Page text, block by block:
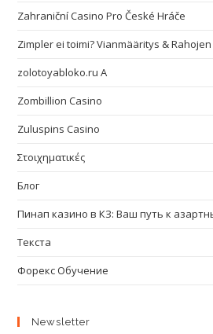
Zahraniční Casino Pro České Hráče
Zimpler ei toimi? Vianmääritys &
zolotoyabloko.ru A
Zombillion Casino
Zuluspins Casino
Στοιχηματικές
Блог
Пинап казино в КЗ: Ваш путь к
Текста
Форекс Обучение
Newsletter